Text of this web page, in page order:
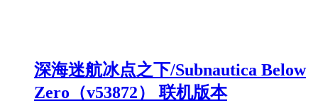
深海迷航冰点之下/Subnautica Below
Zero（v53872） 联机版本